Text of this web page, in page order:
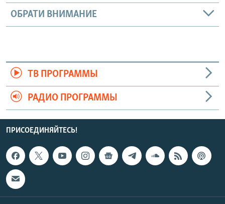
ОБРАТИ ВНИМАНИЕ
ТВ ПРОГРАММЫ
РАДИО ПРОГРАММЫ
ПРИСОЕДИНЯЙТЕСЬ!